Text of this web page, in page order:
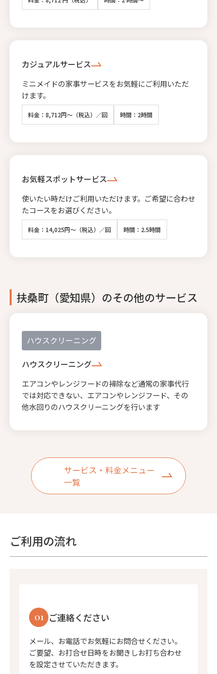
カジュアルサービス
ミニメイドの家事サービスをお気軽にご利用いただ
けます。
料金：8,712円～（税込）／回 時間：2時間
お気軽スポットサービス
使いたい時だけご利用いただけます。ご希望に合わせ
たコースをお選びください。
料金：14,025円～（税込）／回 時間：2.5時間
扶桑町（愛知県）のその他のサービス
ハウスクリーニング
ハウスクリーニング
エアコンやレンジフードの掃除など通常の家事代行
では対応できない、エアコンやレンジフード、その
他水回りのハウスクリーニングを行います
サービス・料金メニュー
一覧
ご利用の流れ
01 ご連絡ください
メール、お電話でお気軽にお問合せください。
ご要望、お打合せ日時をお聞きしお打ち合わせ
を設定させていただきます。